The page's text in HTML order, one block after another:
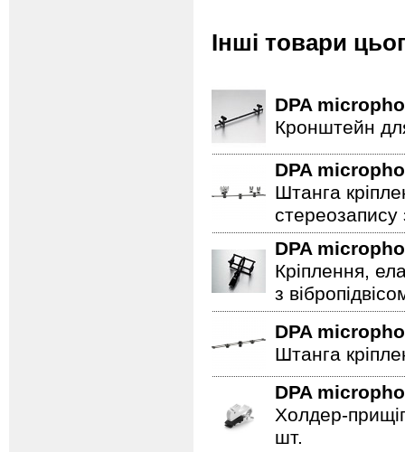
Інші товари
DPA
Кронштейн
DPA
Штанга
DPA
Кріплення,
з
DPA
Штанга
DPA
Холдер-
шт.